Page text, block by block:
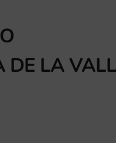
DE LA VALL